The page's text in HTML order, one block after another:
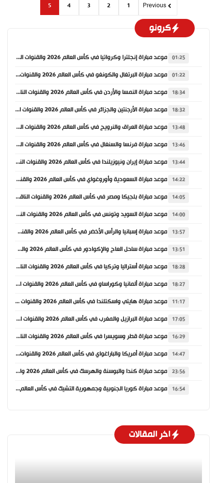
Previous
1
2
3
4
5
كرونو
01:25 موعد مباراة إنجلترا وكرواتيا في كأس العالم 2026 والقنوات الناقلة
01:22 موعد مباراة البرتغال والكونغو في كأس العالم 2026 والقنوات الناقلة
18:34 موعد مباراة النمسا والأردن في كأس العالم 2026 والقنوات الناقلة
18:32 موعد مباراة الأرجنتين والجزائر في كأس العالم 2026 والقنوات الناقلة
13:48 موعد مباراة العراق والنرويج في كأس العالم 2026 والقنوات الناقلة
13:46 موعد مباراة فرنسا والسنغال في كأس العالم 2026 والقنوات الناقلة
13:44 موعد مباراة إيران ونيوزيلندا في كأس العالم 2026 والقنوات الناقلة
14:22 موعد مباراة السعودية وأوروغواي في كأس العالم 2026 والقنوات الناقلة
14:05 موعد مباراة بلجيكا ومصر في كأس العالم 2026 والقنوات الناقلة
14:00 موعد مباراة السويد وتونس في كأس العالم 2026 والقنوات الناقلة
13:57 موعد مباراة إسبانيا والرأس الأخضر في كأس العالم 2026 والقنوات الناقلة
13:51 موعد مباراة ساحل العاج والإكوادور في كأس العالم 2026 والقنوات الناقلة
18:28 موعد مباراة أستراليا وتركيا في كأس العالم 2026 والقنوات الناقلة
18:27 موعد مباراة ألمانيا وكوراساو في كأس العالم 2026 والقنوات الناقلة
11:17 موعد مباراة هايتي واسكتلندا في كأس العالم 2026 والقنوات الناقلة
17:05 موعد مباراة البرازيل والمغرب في كأس العالم 2026 والقنوات الناقلة
16:29 موعد مباراة قطر وسويسرا في كأس العالم 2026 والقنوات الناقلة
14:47 موعد مباراة أمريكا والباراغواي في كأس العالم 2026 والقنوات الناقلة
23:56 موعد مباراة كندا والبوسنة والهرسك في كأس العالم 2026 والقنوات الناقلة
16:54 موعد مباراة كوريا الجنوبية وجمهورية التشيك في كأس العالم 2026 والقنوات الناقلة
اخر المقالات